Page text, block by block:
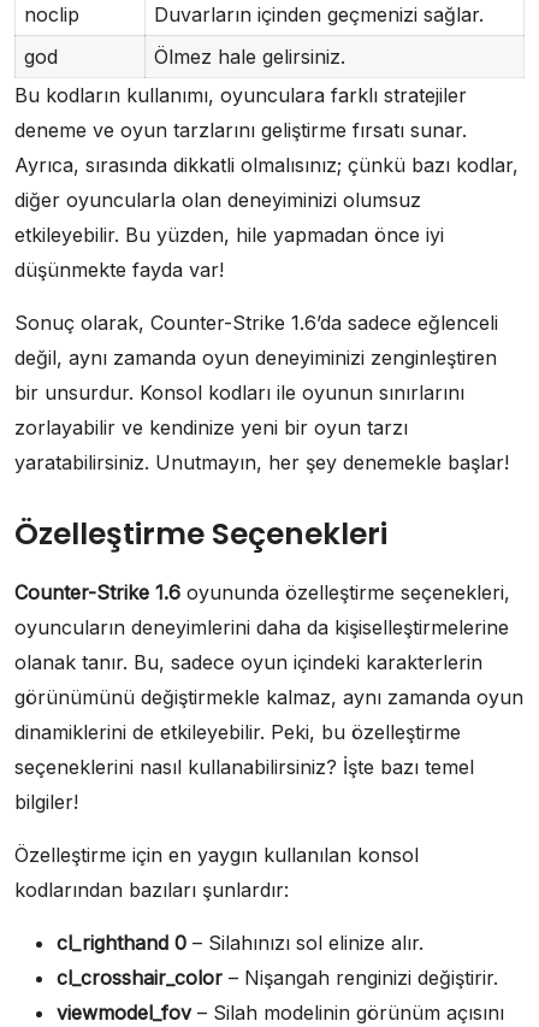
noclip
Duvarların içinden geçmenizi sağlar.
god
Ölmez hale gelirsiniz.
Bu kodların kullanımı, oyunculara farklı stratejiler
deneme ve oyun tarzlarını geliştirme fırsatı sunar.
Ayrıca, sırasında dikkatli olmalısınız; çünkü bazı kodlar,
diğer oyuncularla olan deneyiminizi olumsuz
etkileyebilir. Bu yüzden, hile yapmadan önce iyi
düşünmekte fayda var!
Sonuç olarak, Counter-Strike 1.6’da sadece eğlenceli
değil, aynı zamanda oyun deneyiminizi zenginleştiren
bir unsurdur. Konsol kodları ile oyunun sınırlarını
zorlayabilir ve kendinize yeni bir oyun tarzı
yaratabilirsiniz. Unutmayın, her şey denemekle başlar!
Özelleştirme Seçenekleri
Counter-Strike 1.6 oyununda özelleştirme seçenekleri,
oyuncuların deneyimlerini daha da kişiselleştirmelerine
olanak tanır. Bu, sadece oyun içindeki karakterlerin
görünümünü değiştirmekle kalmaz, aynı zamanda oyun
dinamiklerini de etkileyebilir. Peki, bu özelleştirme
seçeneklerini nasıl kullanabilirsiniz? İşte bazı temel
bilgiler!
Özelleştirme için en yaygın kullanılan konsol
kodlarından bazıları şunlardır:
cl_righthand 0 – Silahınızı sol elinize alır.
cl_crosshair_color – Nişangah renginizi değiştirir.
viewmodel_fov– Silah modelinin görünüm açısını